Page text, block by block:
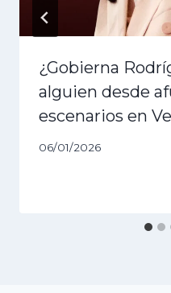
¿Gobierna
alguien desde
escenarios en
06/01/2026